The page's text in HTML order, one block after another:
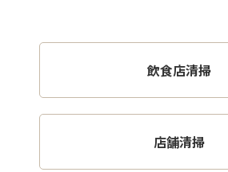
飲食店清掃
店舗清掃